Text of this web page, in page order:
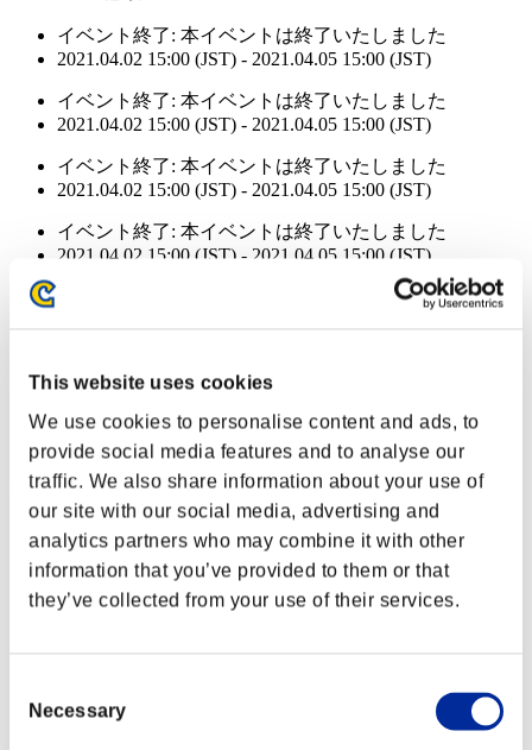
This website uses cookies
We use cookies to personalise content and ads, to
provide social media features and to analyse our
traffic. We also share information about your use of
our site with our social media, advertising and
analytics partners who may combine it with other
information that you’ve provided to them or that
they’ve collected from your use of their services.
Selection
Necessary
イベント終了: 本イベントは終了いたしました
2021.04.02 15:00 (JST) - 2021.04.05 15:00 (JST)
イベント終了: 本イベントは終了いたしました
2021.04.02 15:00 (JST) - 2021.04.05 15:00 (JST)
イベント終了: 本イベントは終了いたしました
2021.04.02 15:00 (JST) - 2021.04.05 15:00 (JST)
イベント終了: 本イベントは終了いたしました
2021.04.02 15:00 (JST) - 2021.04.05 15:00 (JST)
本イベントは終了いたしました
2021.04.02 15:00 (JST) - 2021.04.05 15:00 (JST)
イベント報酬: 共通
達成報酬
クリア階層 5以上
ピアッシング
クリア階層 10以上